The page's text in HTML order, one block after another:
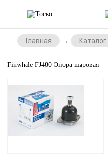
Главная Каталог
Finwhale FJ480 Опора шаровая